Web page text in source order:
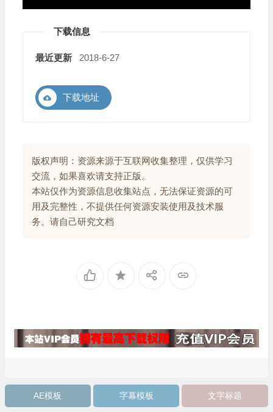
下载信息
最近更新 2018-6-27
下载地址
版权声明：资源来源于互联网收集整理，仅供学习
交流，如果喜欢请支持正版。
本站仅作为资源信息收集站点，无法保证资源的可
用及完整性，不提供任何资源安装使用及技术服
务。请自己研究文档
AE模板 字幕模板 文字标题